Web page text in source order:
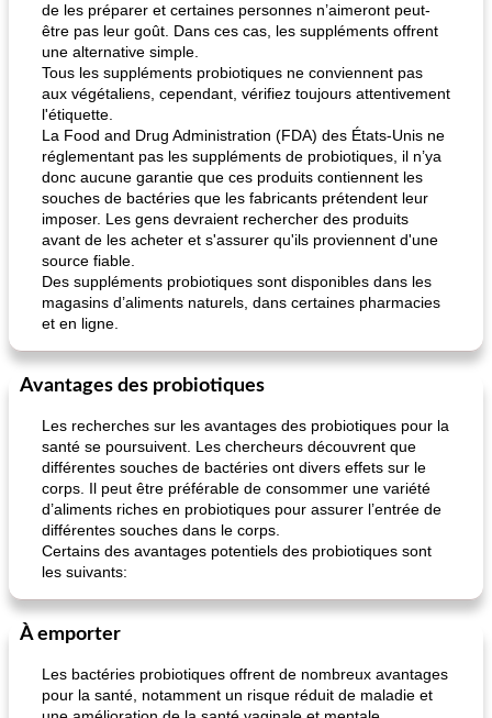
de les préparer et certaines personnes n’aimeront peut-
être pas leur goût. Dans ces cas, les suppléments offrent
une alternative simple.
Tous les suppléments probiotiques ne conviennent pas
aux végétaliens, cependant, vérifiez toujours attentivement
l'étiquette.
La Food and Drug Administration (FDA) des États-Unis ne
réglementant pas les suppléments de probiotiques, il n’ya
donc aucune garantie que ces produits contiennent les
souches de bactéries que les fabricants prétendent leur
imposer. Les gens devraient rechercher des produits
avant de les acheter et s'assurer qu'ils proviennent d'une
source fiable.
Des suppléments probiotiques sont disponibles dans les
magasins d’aliments naturels, dans certaines pharmacies
et en ligne.
Avantages des probiotiques
Les recherches sur les avantages des probiotiques pour la
santé se poursuivent. Les chercheurs découvrent que
différentes souches de bactéries ont divers effets sur le
corps. Il peut être préférable de consommer une variété
d’aliments riches en probiotiques pour assurer l’entrée de
différentes souches dans le corps.
Certains des avantages potentiels des probiotiques sont
les suivants:
À emporter
Les bactéries probiotiques offrent de nombreux avantages
pour la santé, notamment un risque réduit de maladie et